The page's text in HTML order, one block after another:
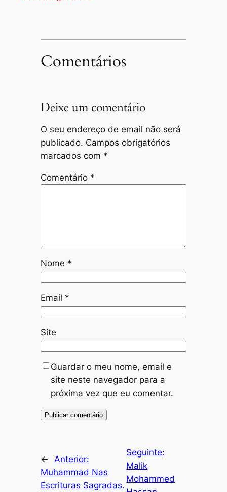
Comentários
Deixe um comentário
O seu endereço de email não será
publicado. Campos obrigatórios
marcados com *
Comentário *
Nome *
Email *
Site
Guardar o meu nome, email e
site neste navegador para a
próxima vez que eu comentar.
←
Anterior:
Muhammad Nas
Escrituras Sagradas.
Seguinte:
Malik
Mohammed